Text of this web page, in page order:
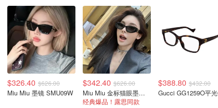
$326.40 $626.00
Miu Miu 墨镜 SMU09W
$342.40 $626.00
Miu Miu 金标猫眼墨镜 SMU11W
经典爆品！露思同款
$388.80 $432.00
Gucci GG1259O平